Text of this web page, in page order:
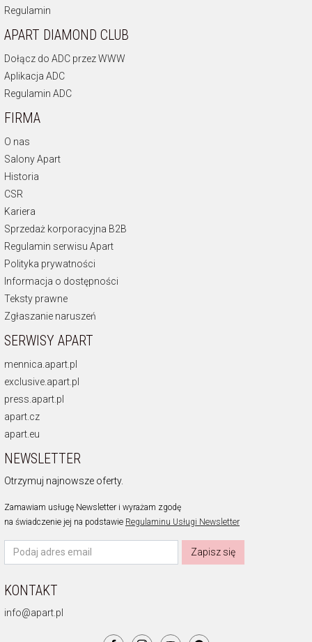
Regulamin
APART DIAMOND CLUB
Dołącz do ADC przez WWW
Aplikacja ADC
Regulamin ADC
FIRMA
O nas
Salony Apart
Historia
CSR
Kariera
Sprzedaż korporacyjna B2B
Regulamin serwisu Apart
Polityka prywatności
Informacja o dostępności
Teksty prawne
Zgłaszanie naruszeń
SERWISY APART
mennica.apart.pl
exclusive.apart.pl
press.apart.pl
apart.cz
apart.eu
NEWSLETTER
Otrzymuj najnowsze oferty.
Zamawiam usługę Newsletter i wyrażam zgodę
na świadczenie jej na podstawie Regulaminu Usługi Newsletter
Zapisz się
KONTAKT
info@apart.pl